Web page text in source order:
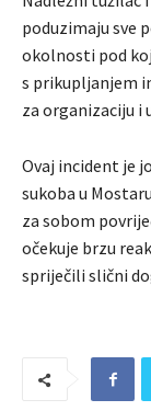
poduzimaju sve
okolnosti pod
s prikupljanjem
za organizaciju i
Ovaj incident je
sukoba u
za sobom
očekuje brzu
spriječili slični